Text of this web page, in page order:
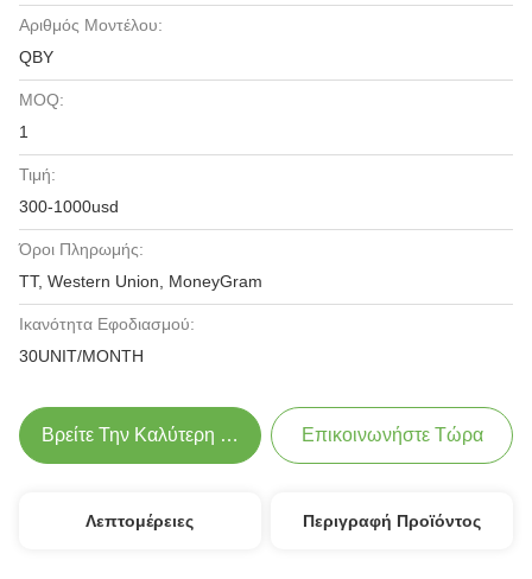
Αριθμός Μοντέλου:
QBY
MOQ:
1
Τιμή:
300-1000usd
Όροι Πληρωμής:
TT, Western Union, MoneyGram
Ικανότητα Εφοδιασμού:
30UNIT/MONTH
Βρείτε Την Καλύτερη Τιμή Επικοινωνήστε Τώρα
Λεπτομέρειες Περιγραφή Προϊόντος